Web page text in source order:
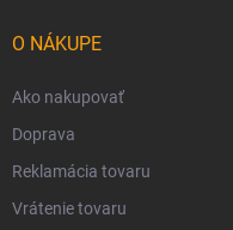
O NÁKUPE
Ako nakupovať
Doprava
Reklamácia tovaru
Vrátenie tovaru